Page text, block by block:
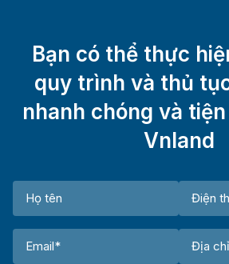
Bạn có thể thực
quy trình và thủ
nhanh chóng và
Vnland